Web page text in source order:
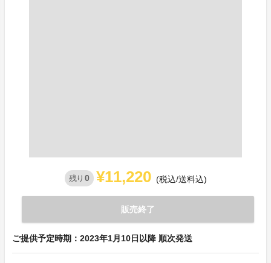
残り 0 ¥11,220 (税込/送料込)
販売終了
ご提供予定時期：2023年1月10日以降 順次発送